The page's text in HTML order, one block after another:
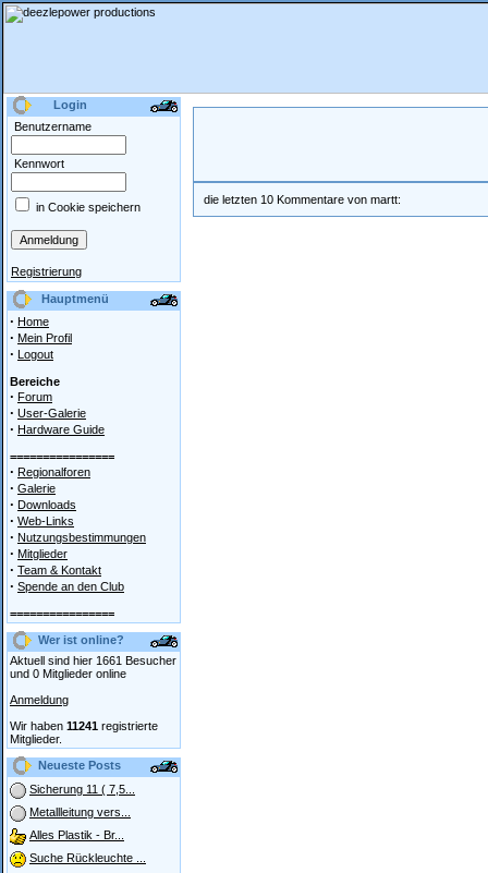
Login
Benutzername
Kennwort
in Cookie speichern
Registrierung
Hauptmenü
· Home
· Mein Profil
· Logout
Bereiche
· Forum
· User-Galerie
· Hardware Guide
================
· Regionalforen
· Galerie
· Downloads
· Web-Links
· Nutzungsbestimmungen
· Mitglieder
· Team & Kontakt
· Spende an den Club
================
Wer ist online?
Aktuell sind hier 1661 Besucher
und 0 Mitglieder online
Anmeldung
Wir haben 11241 registrierte
Mitglieder.
Neueste Posts
Sicherung 11 ( 7,5...
Metallleitung vers...
Alles Plastik - Br...
Suche Rückleuchte ...
die letzten 10 Kommentare von martt: